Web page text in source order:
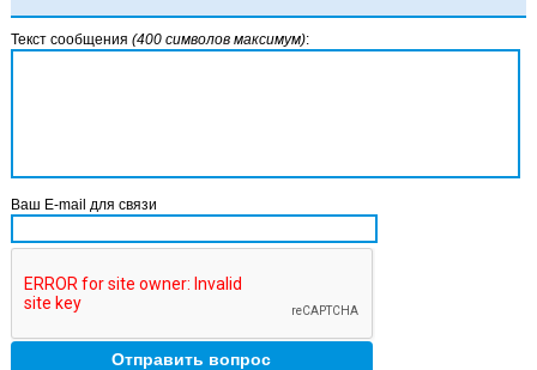
Текст сообщения (400 символов максимум):
Ваш E-mail для связи